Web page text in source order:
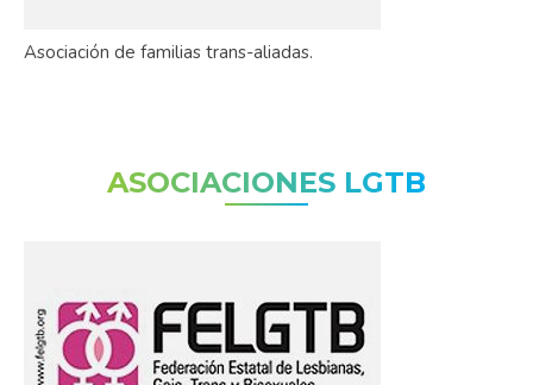
Asociación de familias trans-aliadas.
ASOCIACIONES LGTB